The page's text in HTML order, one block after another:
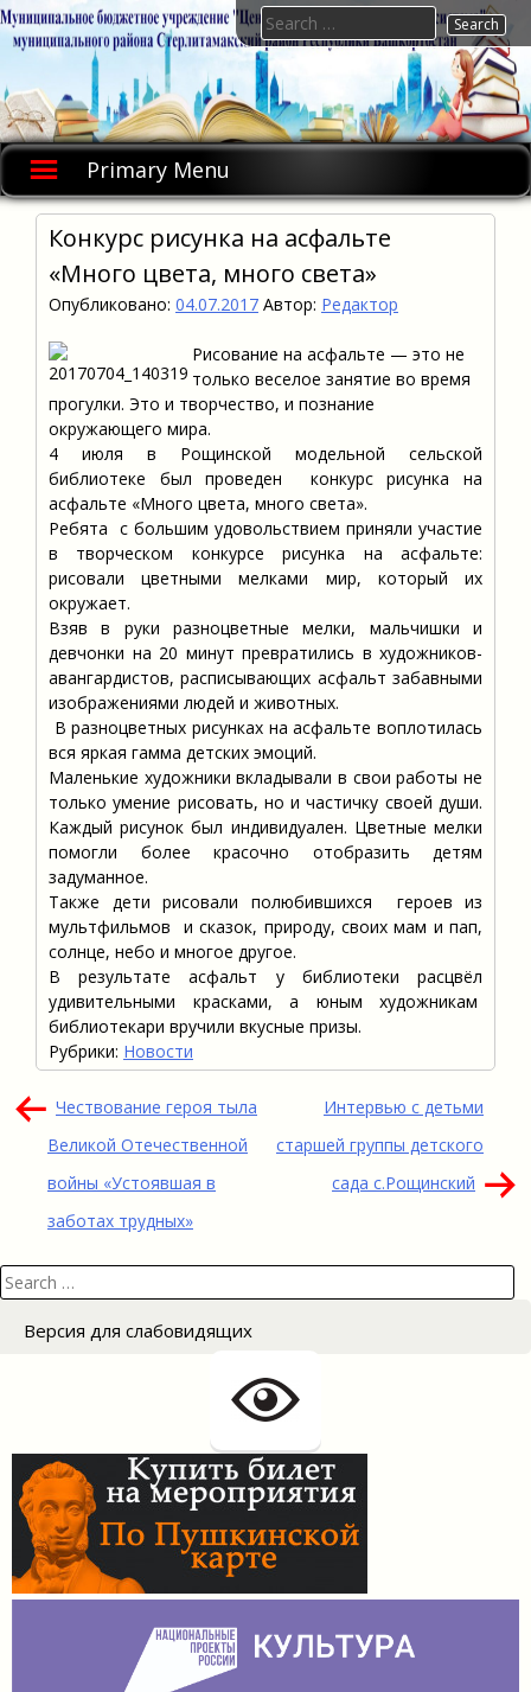
Skip
to
Primary Menu
Search
for:
Конкурс рисунка на асфальте
«Много цвета, много света»
Опубликовано: 04.07.2017 Автор: Редактор
Рисование на асфальте — это не
только веселое занятие во время
прогулки. Это и творчество, и познание
окружающего мира.
4 июля в Рощинской модельной сельской
библиотеке был проведен конкурс рисунка на
асфальте «Много цвета, много света».
Ребята с большим удовольствием приняли участие
в творческом конкурсе рисунка на асфальте:
рисовали цветными мелками мир, который их
окружает.
Взяв в руки разноцветные мелки, мальчишки и
девчонки на 20 минут превратились в художников-
авангардистов, расписывающих асфальт забавными
изображениями людей и животных.
В разноцветных рисунках на асфальте воплотилась
вся яркая гамма детских эмоций.
Маленькие художники вкладывали в свои работы не
только умение рисовать, но и частичку своей души.
Каждый рисунок был индивидуален. Цветные мелки
помогли более красочно отобразить детям
задуманное.
Также дети рисовали полюбившихся героев из
мультфильмов и сказок, природу, своих мам и пап,
солнце, небо и многое другое.
В результате асфальт у библиотеки расцвёл
удивительными красками, а юным художникам
библиотекари вручили вкусные призы.
Рубрики: Новости
Навигация
по
записям
Чествование героя тыла
Великой Отечественной
войны «Устоявшая в
заботах трудных»
Интервью с детьми
старшей группы детского
сада с.Рощинский
Search
for:
Версия для слабовидящих